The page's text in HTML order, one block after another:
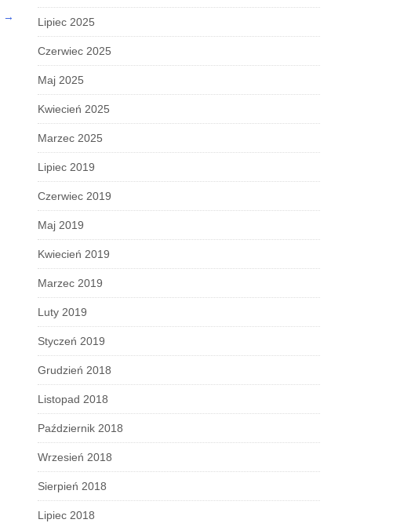
→ Lipiec 2025
Czerwiec 2025
Maj 2025
Kwiecień 2025
Marzec 2025
Lipiec 2019
Czerwiec 2019
Maj 2019
Kwiecień 2019
Marzec 2019
Luty 2019
Styczeń 2019
Grudzień 2018
Listopad 2018
Październik 2018
Wrzesień 2018
Sierpień 2018
Lipiec 2018